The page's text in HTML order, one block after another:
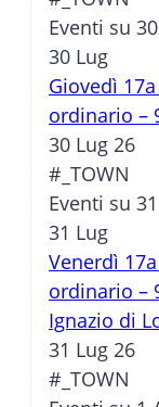
Eventi su
30 Lug
Giovedì
ordinario –
30 Lug 26
#_TOWN
Eventi su
31 Lug
Venerdì
ordinario –
Ignazio di
31 Lug 26
#_TOWN